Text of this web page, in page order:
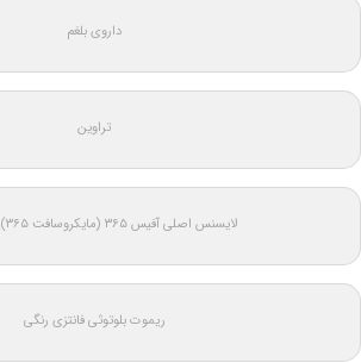
داروی بلغم
تراوین
لایسنس اصلی آفیس ۳۶۵ (مایکروسافت ۳۶۵) اورجینال
ریموت بلوتوثی فانتزی رنگی